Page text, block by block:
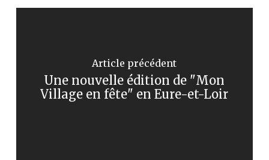
Article précédent
Une nouvelle édition de "Mon
Village en fête" en Eure-et-Loir